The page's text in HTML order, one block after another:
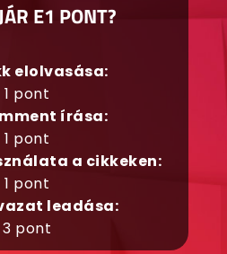
E1 PONT?
elolvasása:
1 pont
írása:
1 pont
a cikkeken:
1 pont
leadása:
3 pont